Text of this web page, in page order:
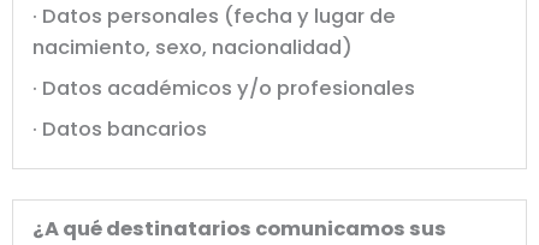
· Datos personales (fecha y lugar de
nacimiento, sexo, nacionalidad)
· Datos académicos y/o profesionales
· Datos bancarios
¿A qué destinatarios comunicamos sus